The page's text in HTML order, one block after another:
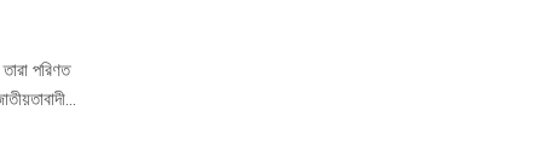
পরিণত